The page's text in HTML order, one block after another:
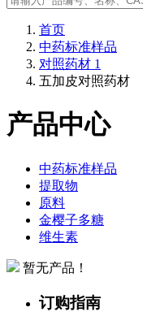
首页
中药标准样品
对照药材 1
五加皮对照药材
产品中心
中药标准样品
提取物
原料
金樱子多糖
维生素
暂无产品！
订购指南